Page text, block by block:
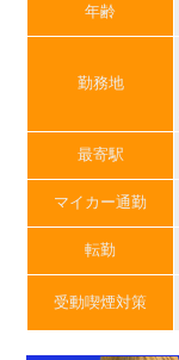
年齢
勤務地
最寄駅
マイカー通勤
転勤
受動喫煙対策